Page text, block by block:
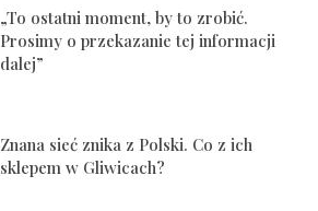
„To ostatni moment, by to zrobić.
Prosimy o przekazanie tej informacji
dalej”
Znana sieć znika z Polski. Co z ich
sklepem w Gliwicach?